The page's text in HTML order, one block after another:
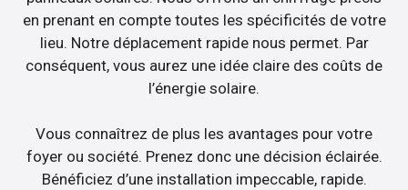
en prenant en compte toutes les spécificités de votre
lieu. Notre déplacement rapide nous permet. Par
conséquent, vous aurez une idée claire des coûts de
l’énergie solaire.
Vous connaîtrez de plus les avantages pour votre
foyer ou société. Prenez donc une décision éclairée.
Bénéficiez d’une installation impeccable, rapide.